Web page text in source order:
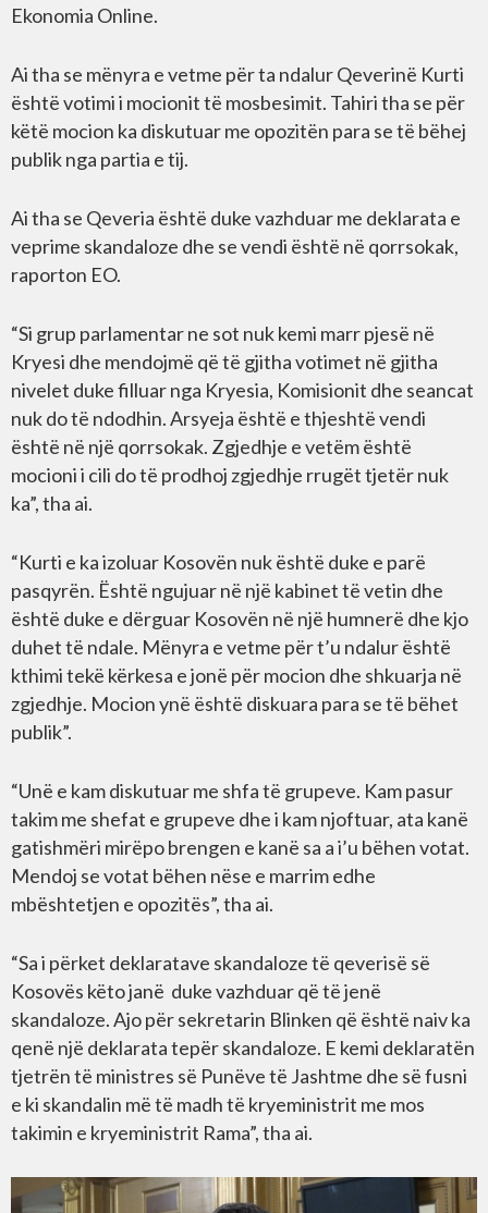
Ekonomia Online.
Ai tha se mënyra e vetme për ta ndalur Qeverinë Kurti
është votimi i mocionit të mosbesimit. Tahiri tha se për
këtë mocion ka diskutuar me opozitën para se të bëhej
publik nga partia e tij.
Ai tha se Qeveria është duke vazhduar me deklarata e
veprime skandaloze dhe se vendi është në qorrsokak,
raporton EO.
“Si grup parlamentar ne sot nuk kemi marr pjesë në
Kryesi dhe mendojmë që të gjitha votimet në gjitha
nivelet duke filluar nga Kryesia, Komisionit dhe seancat
nuk do të ndodhin. Arsyeja është e thjeshtë vendi
është në një qorrsokak. Zgjedhje e vetëm është
mocioni i cili do të prodhoj zgjedhje rrugët tjetër nuk
ka”, tha ai.
“Kurti e ka izoluar Kosovën nuk është duke e parë
pasqyrën. Është ngujuar në një kabinet të vetin dhe
është duke e dërguar Kosovën në një humnerë dhe kjo
duhet të ndale. Mënyra e vetme për t’u ndalur është
kthimi tekë kërkesa e jonë për mocion dhe shkuarja në
zgjedhje. Mocion ynë është diskuara para se të bëhet
publik”.
“Unë e kam diskutuar me shfa të grupeve. Kam pasur
takim me shefat e grupeve dhe i kam njoftuar, ata kanë
gatishmëri mirëpo brengen e kanë sa a i’u bëhen votat.
Mendoj se votat bëhen nëse e marrim edhe
mbështetjen e opozitës”, tha ai.
“Sa i përket deklaratave skandaloze të qeverisë së
Kosovës këto janë duke vazhduar që të jenë
skandaloze. Ajo për sekretarin Blinken që është naiv ka
qenë një deklarata tepër skandaloze. E kemi deklaratën
tjetrën të ministres së Punëve të Jashtme dhe së fusni
e ki skandalin më të madh të kryeministrit me mos
takimin e kryeministrit Rama”, tha ai.